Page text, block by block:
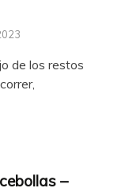
de los restos
–